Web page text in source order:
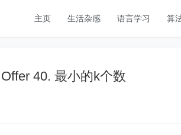
主页 生活杂感 语言学习 算
40. 最小的k个数